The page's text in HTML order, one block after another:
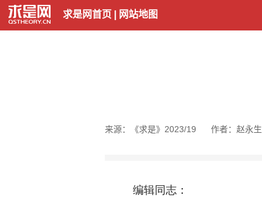
求是网首页 网站地图
来源：《求是》2023/19 作者：赵永生
编辑同志：